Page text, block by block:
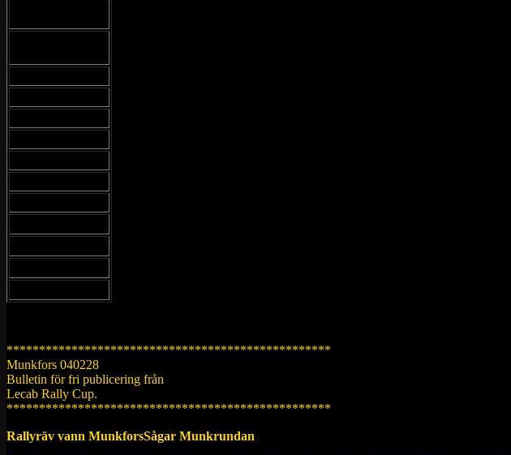
**************************************************
Munkfors 040228
Bulletin för fri publicering från
Lecab Rally Cup.
**************************************************
Rallyräv vann MunkforsSågar Munkrundan